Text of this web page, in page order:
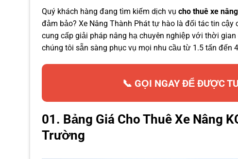
Quý khách hàng đang tìm kiếm dịch vụ cho thuê xe
đảm bảo? Xe Nâng Thành Phát tự hào là đối tác tin
cung cấp giải pháp nâng hạ chuyên nghiệp với thời
chúng tôi sẵn sàng phục vụ mọi nhu cầu từ 1.5 tấn đến
📞 GỌI NGAY ĐỂ ĐƯỢC
01. Bảng Giá Cho Thuê Xe Nâng
Trường